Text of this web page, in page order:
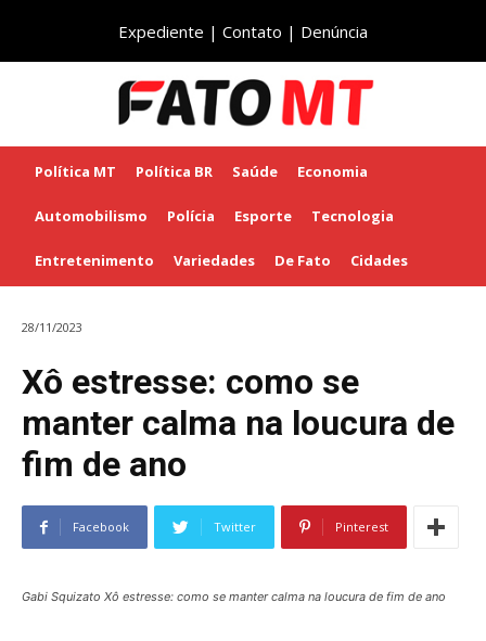
Expediente | Contato | Denúncia
Política MT Política BR Saúde Economia
Automobilismo Polícia Esporte Tecnologia
Entretenimento Variedades De Fato Cidades
28/11/2023
Xô estresse: como se
manter calma na loucura de
fim de ano
Facebook Twitter Pinterest
Gabi Squizato Xô estresse: como se manter calma na loucura de fim de ano